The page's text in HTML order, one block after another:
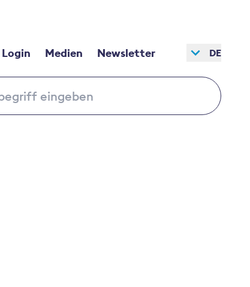
Login Medien Newsletter DE